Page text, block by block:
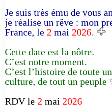
Je suis très ému de vous
je réalise un rêve : mon
France, le 2 mai 2026. 🦅
Cette date est la nôtre.
C’est notre moment.
C’est l’histoire de toute
culture, de tout un peuple
RDV le 2 mai 2026